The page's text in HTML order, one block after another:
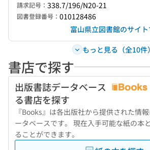
請求記号： 338.7/196/N20-21
図書登録番号： 010128486
富山県立図書館のサイ
もっと見る（全10件）
書店で探す
出版書誌データベース
る書店を探す
『Books』は各出版社から提供された情
ータベースです。 現在入手可能な紙の本
ることができます。